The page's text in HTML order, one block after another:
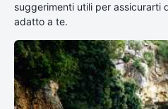
suggerimenti utili per assicurarti
adatto a te.